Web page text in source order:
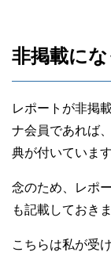
非掲載に
レポートが非掲
ナ会員であれば
典が付いています
念のため、レポ
も記載しておき
こちらは私が受